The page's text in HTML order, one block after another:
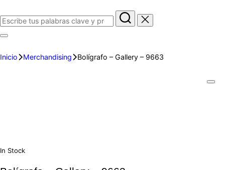
Inicio Merchandising Bolígrafo – Gallery – 9663
In Stock